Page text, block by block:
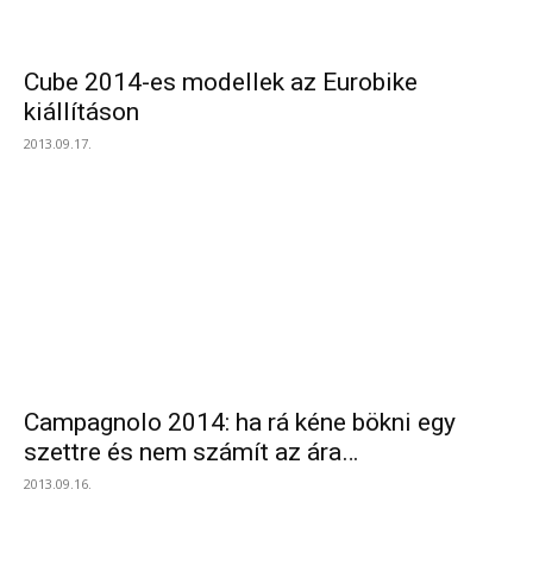
Cube 2014-es modellek az Eurobike
kiállításon
2013.09.17.
Campagnolo 2014: ha rá kéne bökni egy
szettre és nem számít az ára…
2013.09.16.